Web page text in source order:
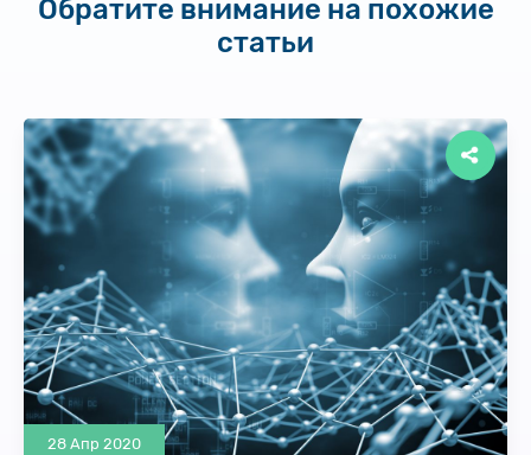
Обратите внимание на похожие
статьи
28 Апр 2020